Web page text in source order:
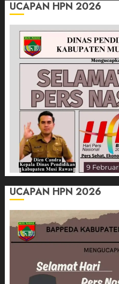
UCAPAN HPN 2026
UCAPAN HPN 2026